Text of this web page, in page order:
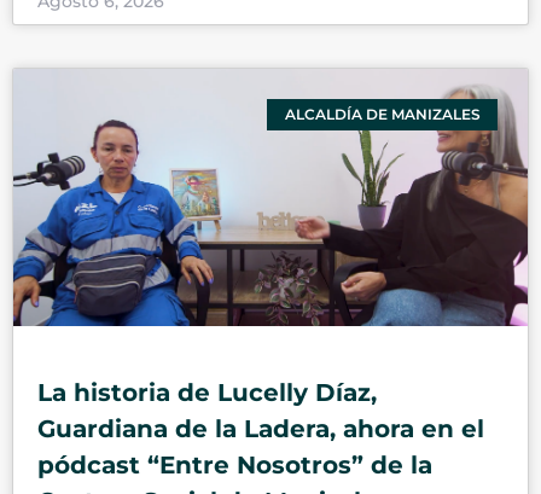
ALCALDÍA DE MANIZALES
La historia de Lucelly Díaz,
Guardiana de la Ladera, ahora en el
pódcast “Entre Nosotros” de la